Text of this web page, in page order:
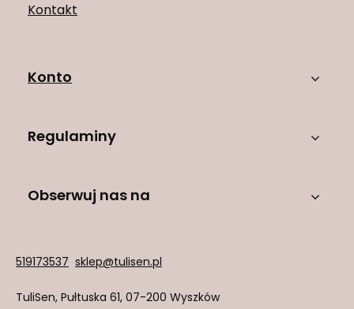
Kontakt
Konto
Regulaminy
Obserwuj nas na
519173537 sklep@tulisen.pl
TuliSen, Pułtuska 61, 07-200 Wyszków